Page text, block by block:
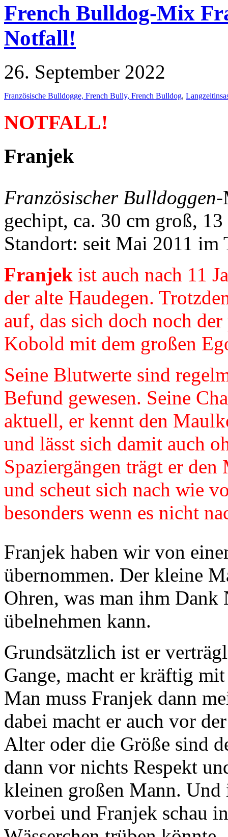
French Bulldog-Mix
Notfall!
26. September 2022
Französische Bulldogge, French Bully, French Bulldog,
NOTFALL!
Franjek
Französischer Bulldoggen-
gechipt, ca. 30 cm groß, 13
Standort: seit Mai 2011 im
Franjek ist auch nach 11
der alte Haudegen.
auf, das sich doch noch
Kobold mit dem großen
Seine Blutwerte sind
Befund gewesen. Seine
aktuell, er kennt den
und lässt sich damit auch
Spaziergängen trägt er
und scheut sich nach wie
besonders wenn es nicht
Franjek haben wir von
übernommen. Der kleine
Ohren, was man ihm
übelnehmen kann.
Grundsätzlich ist er
Gange, macht er kräftig
Man muss Franjek dann
dabei macht er auch vor
Alter oder die Größe sind
dann vor nichts Respekt
kleinen großen Mann. Und
vorbei und Franjek schau